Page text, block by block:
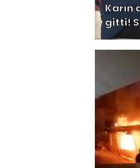
Karın
gitti!